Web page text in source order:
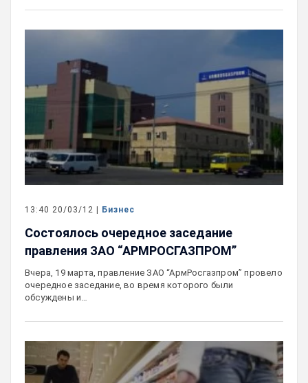
13:40 20/03/12 | Бизнес
Состоялось очередное заседание
правления ЗАО “АРМРОСГАЗПРОМ”
Вчера, 19 марта, правление ЗАО “АрмРосгазпром” провело
очередное заседание, во время которого были
обсуждены и…